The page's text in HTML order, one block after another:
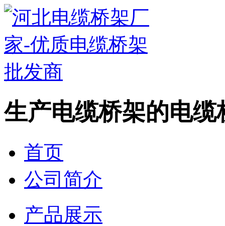
生产电缆桥架的电缆
首页
公司简介
产品展示